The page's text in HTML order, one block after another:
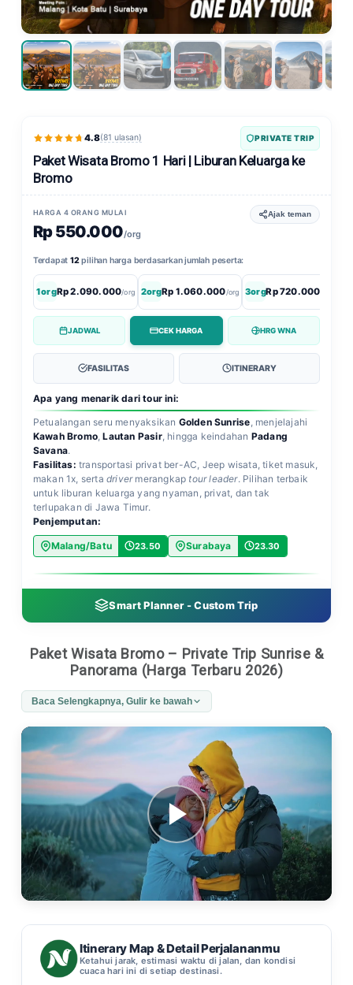
4.8(81 ulasan) PRIVATE TRIP
Paket Wisata Bromo 1 Hari | Liburan Keluarga ke
Bromo
HARGA 4 ORANG MULAI
Rp 550.000/org
Ajak teman
Terdapat12pilihan harga berdasarkan jumlah peserta:
1orgRp 2.090.000/org 2orgRp 1.060.000/org 3orgRp 720.000
JADWAL CEK HARGA HRG WNA
FASILITAS ITINERARY
Apa yang menarik dari tour ini:
Petualangan seru menyaksikan Golden Sunrise , menjelajahi
Kawah Bromo ,Lautan Pasir, hingga keindahan Padang
Savana.
Fasilitas: transportasi privat ber-AC, Jeep wisata, tiket masuk,
makan 1x, sertadrivermerangkap tour leader. Pilihan terbaik
untuk liburan keluarga yang nyaman, privat, dan tak
terlupakan di Jawa Timur.
Penjemputan:
Malang/Batu 23.50 Surabaya 23.30
Smart Planner - Custom Trip
Paket Wisata Bromo – Private Trip Sunrise &
Panorama (Harga Terbaru 2026)
Baca Selengkapnya, Gulir ke bawah
Itinerary Map & Detail Perjalananmu
Ketahui jarak, estimasi waktu di jalan, dan kondisi
cuaca hari ini di setiap destinasi.